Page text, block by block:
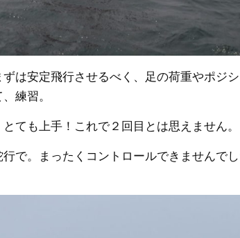
は安定飛行させるべく、足の荷重やポジ
練習。
ても上手！これで２回目とは思えません。
で。まったくコントロールできませんで